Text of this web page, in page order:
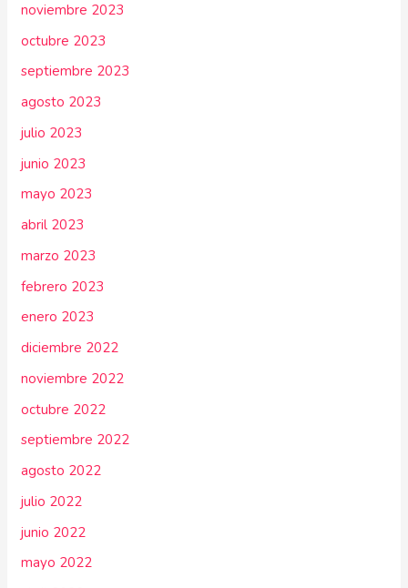
noviembre 2023
octubre 2023
septiembre 2023
agosto 2023
julio 2023
junio 2023
mayo 2023
abril 2023
marzo 2023
febrero 2023
enero 2023
diciembre 2022
noviembre 2022
octubre 2022
septiembre 2022
agosto 2022
julio 2022
junio 2022
mayo 2022